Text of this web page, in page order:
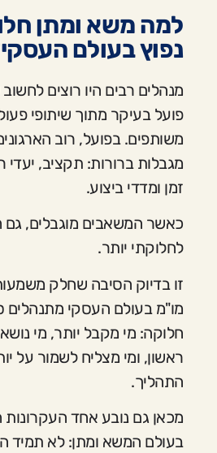
למה משא ומתן
נפוץ בעולם
מנהלים רבים היו רוצים
פועל בעיקר מתוך שיתופי
משותפים. בפועל, רוב
מגבלות ברורות: תקציב, יעדי
זמן ומדדי ביצוע.
כאשר המשאבים מוגבלים, גם
לחלוקתי יותר.
זו בדיוק הסיבה שחלק
מו"מ בעולם העסקי מתנהלים
חלוקה: מי מקבל יותר, מי נושא
ראשון, ומי מצליח לשמור על
התהליך.
מכאן גם נובע אחד העקרונות
בעולם המשא ומתן: לא תמיד